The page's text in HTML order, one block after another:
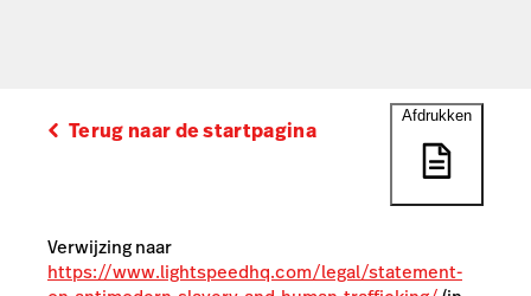
Terug naar de startpagina
Verwijzing naar
https://www.lightspeedhq.com/legal/statement-